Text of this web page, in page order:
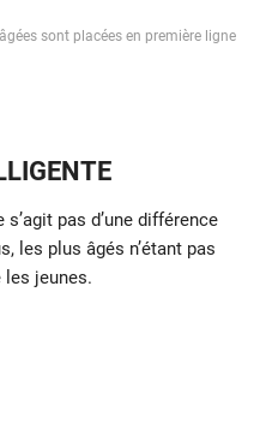
sont placées en première ligne
pas d’une différence
les plus âgés n’étant pas
jeunes.